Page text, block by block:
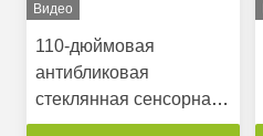
Видео
110-дюймовая
антибликовая
стеклянная сенсорная
доска 4K разрешения